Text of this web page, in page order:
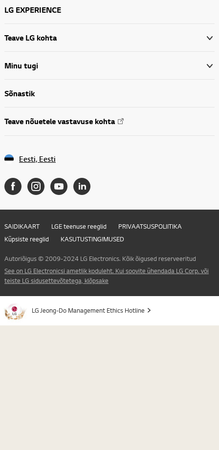
LG EXPERIENCE
Teave LG kohta
Minu tugi
Sõnastik
Teave nõuetele vastavuse kohta
Eesti, Eesti
SAIDIKAART LGE teenuse reeglid
PRIVAATSUSPOLIITIKA
Küpsiste reeglid
KASUTUSTINGIMUSED
Autoriõigus © 2009-2024 LG Electronics. Kõik õigused reserveeritud
See on LG Electronicsi ametlik koduleht. Kui soovite ühendada LG Corp. või
teiste LG sidusettevõtetega, klõpsake
LG Jeong-Do Management Ethics Hotline